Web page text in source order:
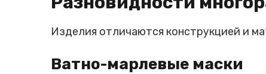
Изделия отличаются конструкцией и
Ватно-марлевые маски